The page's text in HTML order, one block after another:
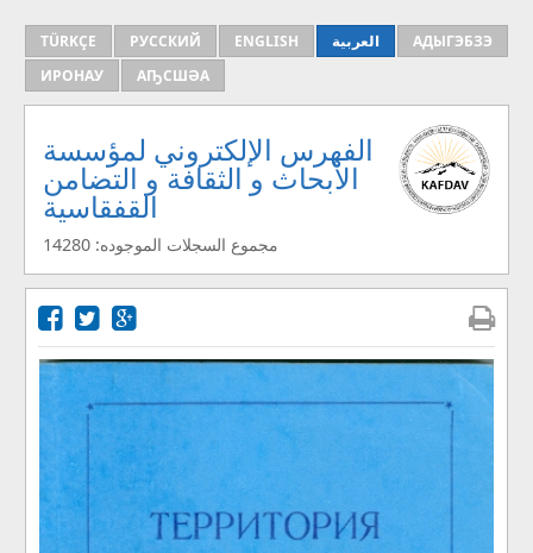
TÜRKÇE РУССКИЙ ENGLISH العربية
АДЫГЭБЗЭ
ИРОНАУ
АҦСШӘА
الفهرس الإلكتروني لمؤسسة
الأبحاث و الثقافة و التضامن
القفقاسية
مجموع السجلات الموجوده: 14280